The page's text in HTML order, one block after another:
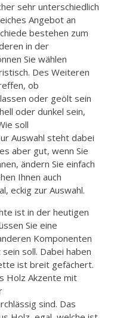
sehr unterschiedlich
Angebot an
bestehen zum
in der
Sie wählen
Des Weiteren
ob
oder geölt sein
oder dunkel sein,
soll
Auswahl steht dabei
aber gut, wenn Sie
ändern Sie einfach
Ihnen auch
eckig zur Auswahl.
ist in der heutigen
Sie eine
Komponenten
soll. Dabei haben
ist breit gefächert.
Holz Akzente mit
sind. Das